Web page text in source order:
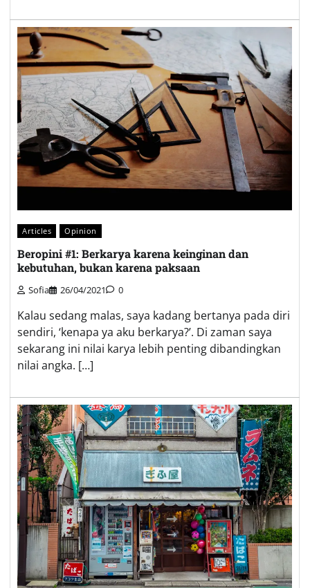
Articles Opinion
Beropini #1: Berkarya karena keinginan dan
kebutuhan, bukan karena paksaan
Sofia 26/04/2021 0
Kalau sedang malas, saya kadang bertanya pada diri
sendiri, ‘kenapa ya aku berkarya?’. Di zaman saya
sekarang ini nilai karya lebih penting dibandingkan
nilai angka. […]